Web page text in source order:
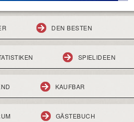
DEN BESTEN
SPIELIDEEN
KAUFBAR
GÄSTEBUCH